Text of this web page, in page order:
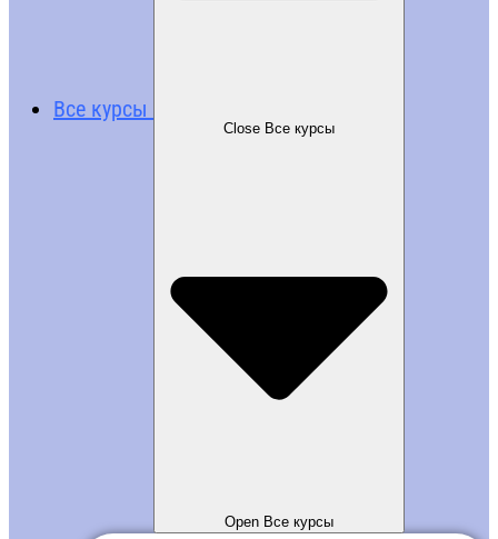
Все курсы
Close Все курсы
Open Все курсы